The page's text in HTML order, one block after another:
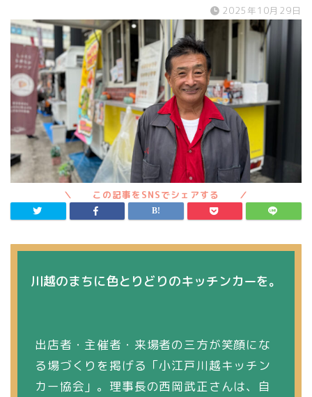
2025年10月29日
川越のまちに色とりどりのキッチンカーを。
出店者・主催者・来場者の三方が笑顔にな
る場づくりを掲げる「小江戸川越キッチン
カー協会」。理事長の西岡武正さんは、自